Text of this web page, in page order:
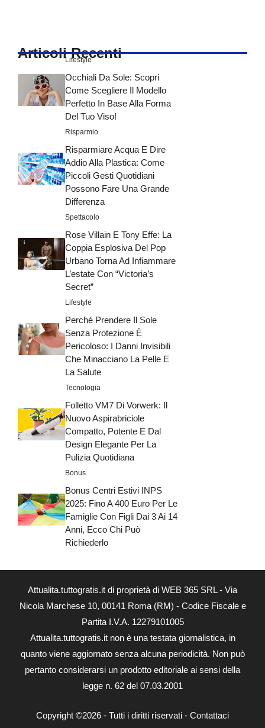
Articoli Recenti
Lifestyle
Occhiali Da Sole: Scopri
Come Scegliere Il Modello
Perfetto In Base Alla Forma
Del Tuo Viso!
Risparmio
Risparmiare Acqua E Dire
Addio Alla Plastica: Come
Piccoli Gesti Quotidiani
Possono Fare Una Grande
Differenza
Spettacolo
Rose Villain E Tony Effe: La
Coppia Esplosiva Del Pop
Urbano Torna Ad Infiammare
L’estate Con “Victoria’s
Secret”
Lifestyle
Perché Prendere Il Sole
Senza Protezione È
Pericoloso: I Danni Invisibili
Che Minacciano La Pelle E
La Salute
Tecnologia
Folletto VM7 Di Vorwerk: Il
Nuovo Aspirabriciole
Compatto, Potente E Dal
Design Elegante Per La
Pulizia Quotidiana
Bonus
Bonus Centri Estivi INPS
2025: Fino A 400 Euro Per Le
Famiglie Con Figli Dai 3 Ai 14
Anni, Ecco Chi Può
Richiederlo
Attualita.tuttogratis.it di proprietà di WEB 365 SRL - Via
Nicola Marchese 10, 00141 Roma (RM) - Codice Fiscale e
Partita I.V.A. 12279101005
Attualita.tuttogratis.it non è una testata giornalistica, in
quanto viene aggiornato senza alcuna periodicità. Non può
pertanto considerarsi un prodotto editoriale ai sensi della
legge n. 62 del 07.03.2001
Copyright ©2026 - Tutti i diritti riservati - Contattaci